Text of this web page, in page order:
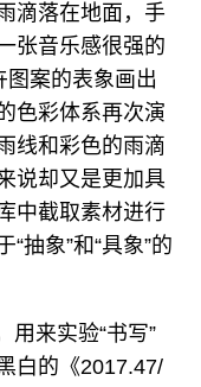
滴落在地面，手
张音乐感很强的
案的表象画出
色彩体系再次演
线和彩色的雨滴
说却又是更加具
中截取素材进行
抽象”和“具象”的
用来实验“书写”
白的《2017.47/